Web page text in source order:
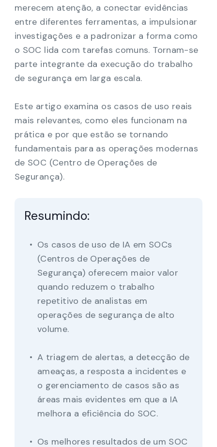
merecem atenção, a conectar evidências
entre diferentes ferramentas, a impulsionar
investigações e a padronizar a forma como
o SOC lida com tarefas comuns. Tornam-se
parte integrante da execução do trabalho
de segurança em larga escala.
Este artigo examina os casos de uso reais
mais relevantes, como eles funcionam na
prática e por que estão se tornando
fundamentais para as operações modernas
de SOC (Centro de Operações de
Segurança).
Resumindo:
Os casos de uso de IA em SOCs
(Centros de Operações de
Segurança) oferecem maior valor
quando reduzem o trabalho
repetitivo de analistas em
operações de segurança de alto
volume.
A triagem de alertas, a detecção de
ameaças, a resposta a incidentes e
o gerenciamento de casos são as
áreas mais evidentes em que a IA
melhora a eficiência do SOC.
Os melhores resultados de um SOC